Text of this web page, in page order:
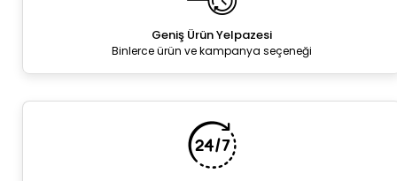
Geniş Ürün Yelpazesi
Binlerce ürün ve kampanya seçeneği